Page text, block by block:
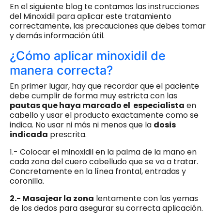
En el siguiente blog te contamos las instrucciones
del Minoxidil para aplicar este tratamiento
correctamente, las precauciones que debes tomar
y demás información útil.
¿Cómo aplicar minoxidil de
manera correcta?
En primer lugar, hay que recordar que el paciente
debe cumplir de forma muy estricta con las
pautas que haya marcado el especialista en
cabello y usar el producto exactamente como se
indica. No usar ni más ni menos que la dosis
indicada prescrita.
1.- Colocar el minoxidil en la palma de la mano en
cada zona del cuero cabelludo que se va a tratar.
Concretamente en la línea frontal, entradas y
coronilla.
2.- Masajear la zona lentamente con las yemas
de los dedos para asegurar su correcta aplicación.